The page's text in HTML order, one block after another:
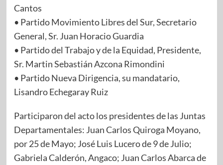
Cantos
• Partido Movimiento Libres del Sur, Secretario
General, Sr. Juan Horacio Guardia
• Partido del Trabajo y de la Equidad, Presidente,
Sr. Martin Sebastián Azcona Rimondini
• Partido Nueva Dirigencia, su mandatario,
Lisandro Echegaray Ruiz
Participaron del acto los presidentes de las Juntas
Departamentales: Juan Carlos Quiroga Moyano,
por 25 de Mayo; José Luis Lucero de 9 de Julio;
Gabriela Calderón, Angaco; Juan Carlos Abarca de